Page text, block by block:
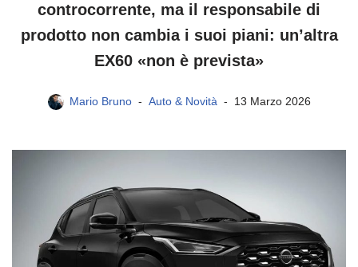
controcorrente, ma il responsabile di
prodotto non cambia i suoi piani: un’altra
EX60 «non è prevista»
Mario Bruno Auto & Novità 13 Marzo 2026